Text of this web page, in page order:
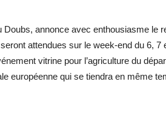
annonce avec enthousiasme le
attendues sur le week-end du 6, 7
vitrine pour l’agriculture du
européenne qui se tiendra en même